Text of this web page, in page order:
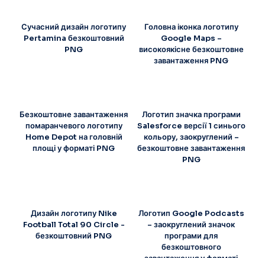
Сучасний дизайн логотипу
Pertamina безкоштовний
PNG
Головна іконка логотипу
Google Maps –
високоякісне безкоштовне
завантаження PNG
Безкоштовне завантаження
помаранчевого логотипу
Home Depot на головній
площі у форматі PNG
Логотип значка програми
Salesforce версії 1 синього
кольору, заокруглений –
безкоштовне завантаження
PNG
Дизайн логотипу Nike
Football Total 90 Circle -
безкоштовний PNG
Логотип Google Podcasts
– заокруглений значок
програми для
безкоштовного